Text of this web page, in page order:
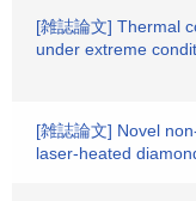
[雑誌論文] Thermal
under extreme
[雑誌論文] Novel
laser-heated